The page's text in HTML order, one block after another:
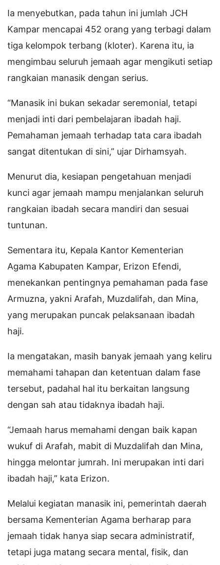
Ia menyebutkan, pada tahun ini jumlah JCH
Kampar mencapai 452 orang yang terbagi dalam
tiga kelompok terbang (kloter). Karena itu, ia
mengimbau seluruh jemaah agar mengikuti setiap
rangkaian manasik dengan serius.
“Manasik ini bukan sekadar seremonial, tetapi
menjadi inti dari pembelajaran ibadah haji.
Pemahaman jemaah terhadap tata cara ibadah
sangat ditentukan di sini,” ujar Dirhamsyah.
Menurut dia, kesiapan pengetahuan menjadi
kunci agar jemaah mampu menjalankan seluruh
rangkaian ibadah secara mandiri dan sesuai
tuntunan.
Sementara itu, Kepala Kantor Kementerian
Agama Kabupaten Kampar, Erizon Efendi,
menekankan pentingnya pemahaman pada fase
Armuzna, yakni Arafah, Muzdalifah, dan Mina,
yang merupakan puncak pelaksanaan ibadah
haji.
Ia mengatakan, masih banyak jemaah yang keliru
memahami tahapan dan ketentuan dalam fase
tersebut, padahal hal itu berkaitan langsung
dengan sah atau tidaknya ibadah haji.
“Jemaah harus memahami dengan baik kapan
wukuf di Arafah, mabit di Muzdalifah dan Mina,
hingga melontar jumrah. Ini merupakan inti dari
ibadah haji,” kata Erizon.
Melalui kegiatan manasik ini, pemerintah daerah
bersama Kementerian Agama berharap para
jemaah tidak hanya siap secara administratif,
tetapi juga matang secara mental, fisik, dan